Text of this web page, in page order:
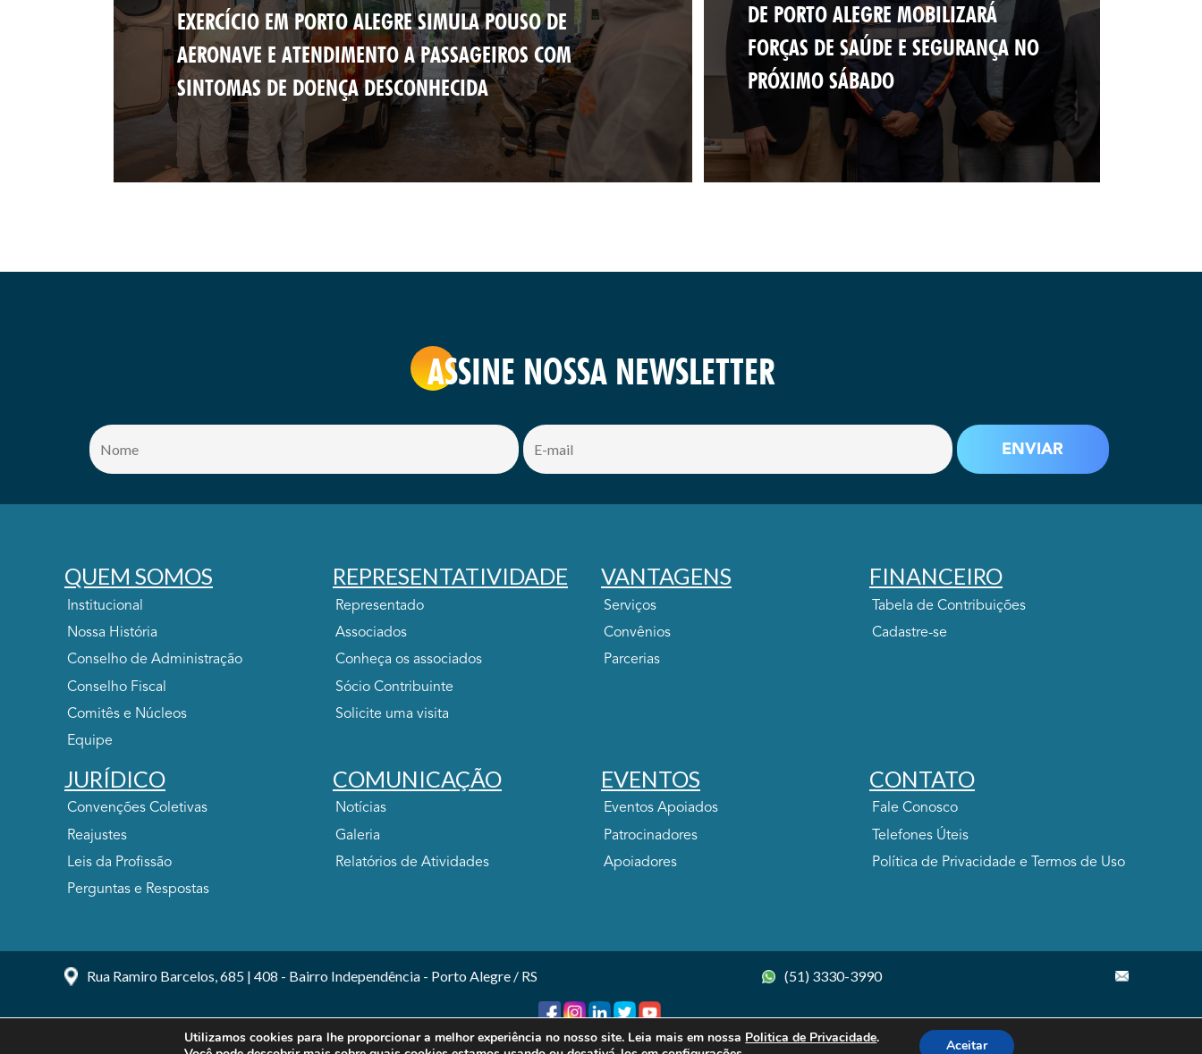
EXERCÍCIO EM PORTO ALEGRE SIMULA POUSO DE
AERONAVE E ATENDIMENTO A PASSAGEIROS COM
SINTOMAS DE DOENÇA DESCONHECIDA
DE PORTO ALEGRE MOBILIZARÁ
FORÇAS DE SAÚDE E SEGURANÇA NO
PRÓXIMO SÁBADO
ASSINE NOSSA NEWSLETTER
QUEM SOMOS
Institucional
Nossa História
Conselho de Administração
Conselho Fiscal
Comitês e Núcleos
Equipe
REPRESENTATIVIDADE
Representado
Associados
Conheça os associados
Sócio Contribuinte
Solicite uma visita
VANTAGENS
Serviços
Convênios
Parcerias
FINANCEIRO
Tabela de Contribuições
Cadastre-se
JURÍDICO
Convenções Coletivas
Reajustes
Leis da Profissão
Perguntas e Respostas
COMUNICAÇÃO
Notícias
Galeria
Relatórios de Atividades
EVENTOS
Eventos Apoiados
Patrocinadores
Apoiadores
CONTATO
Fale Conosco
Telefones Úteis
Política de Privacidade e Termos de Uso
Rua Ramiro Barcelos, 685 | 408 - Bairro Independência - Porto Alegre / RS (51) 3330-3990
© 2026 SINDIHOSPA. Todos os direitos reservados.
Utilizamos cookies para lhe proporcionar a melhor experiência no nosso site. Leia mais em nossa Politica de Privacidade.
Aceitar